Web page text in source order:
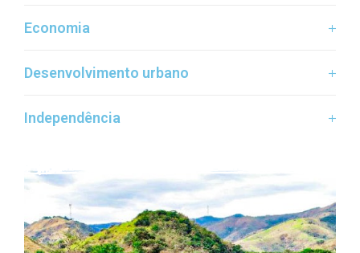
Economia
Desenvolvimento urbano
Independência